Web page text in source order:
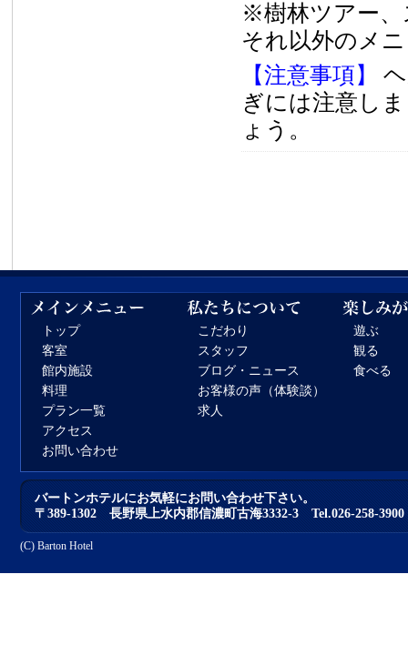
※樹林ツアー、
それ以外のメ
【注意事項】
ぎには注意し
ょう。
トップ
客室
館内施設
料理
プラン一覧
アクセス
お問い合わせ
こだわり
スタッフ
ブログ・ニュース
お客様の声（体験談）
求人
遊ぶ
観る
食べる
バートンホテルにお気軽にお問い合わせ下さい。
〒389-1302 長野県上水内郡信濃町古海3332-3 Tel.026-258-
(C) Barton Hotel